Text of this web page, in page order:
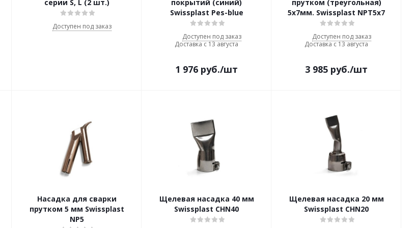
серии S, L (2 шт.)
Доступен под заказ
покрытий (синий)
Swissplast Pes-blue
Доступен под заказ
Доставка с 13 августа
1 976 руб./шт
прутком (треугольная)
5x7мм. Swissplast NPT5x7
Доступен под заказ
Доставка с 13 августа
3 985 руб./шт
Насадка для сварки
прутком 5 мм Swissplast
NP5
Щелевая насадка 40 мм
Swissplast CHN40
Щелевая насадка 20 мм
Swissplast CHN20